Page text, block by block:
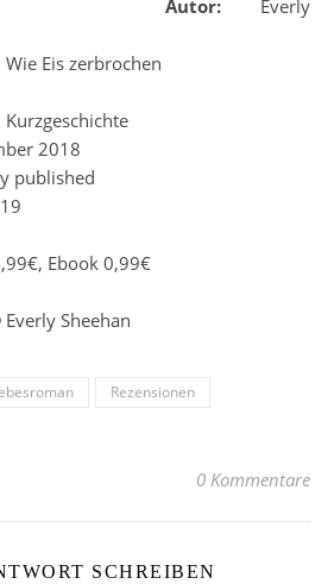
Autor: Everly
Eis zerbrochen
2018
published
Ebook 0,99€
Sheehan
Rezensionen
0 Kommentare
SCHREIBEN